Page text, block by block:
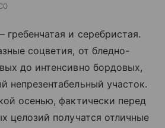
и серебристая.
соцветия, от бледно-
до интенсивно бордовых,
непрезентабельный участок.
осенью, фактически перед
целозий получатся отличные